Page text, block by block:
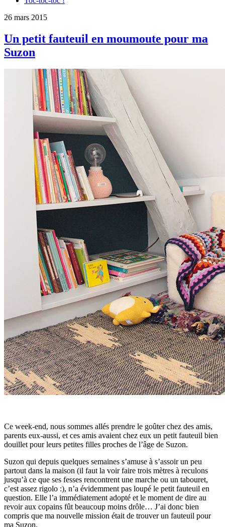
26 mars 2015
Un petit fauteuil en moumoute pour ma
Suzon
Ce week-end, nous sommes allés prendre le goûter chez des amis,
parents eux-aussi, et ces amis avaient chez eux un petit fauteuil bien
douillet pour leurs petites filles proches de l’âge de Suzon.
Suzon qui depuis quelques semaines s’amuse à s’assoir un peu
partout dans la maison (il faut la voir faire trois mètres à reculons
jusqu’à ce que ses fesses rencontrent une marche ou un tabouret,
c’est assez rigolo :), n’a évidemment pas loupé le petit fauteuil en
question. Elle l’a immédiatement adopté et le moment de dire au
revoir aux copains fût beaucoup moins drôle… J’ai donc bien
compris que ma nouvelle mission était de trouver un fauteuil pour
ma Suzon.